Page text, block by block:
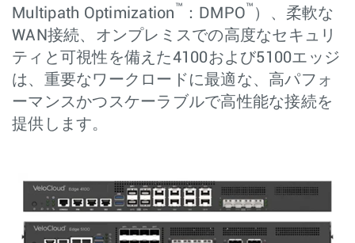
Multipath Optimization™ ：DMPO™ ）、柔軟な
WAN接続、オンプレミスでの高度なセキュリ
ティと可視性を備えた4100および5100エッジ
は、重要なワークロードに最適な、高パフォ
ーマンスかつスケーラブルで高性能な接続を
提供します。